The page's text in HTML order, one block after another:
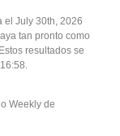
el July 30th, 2026
tan pronto como
resultados se
Weekly de